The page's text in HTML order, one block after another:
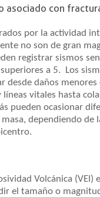
asociado con
por la actividad
no son de gran
registrar sismos
a 5. Los
desde daños menores
vitales hasta
pueden ocasionar
dependiendo de
Volcánica (VEI)
el tamaño o